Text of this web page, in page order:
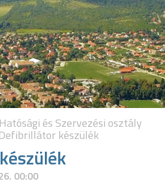
Hatósági és Szervezési osztály
Defibrillátor készülék
00:00